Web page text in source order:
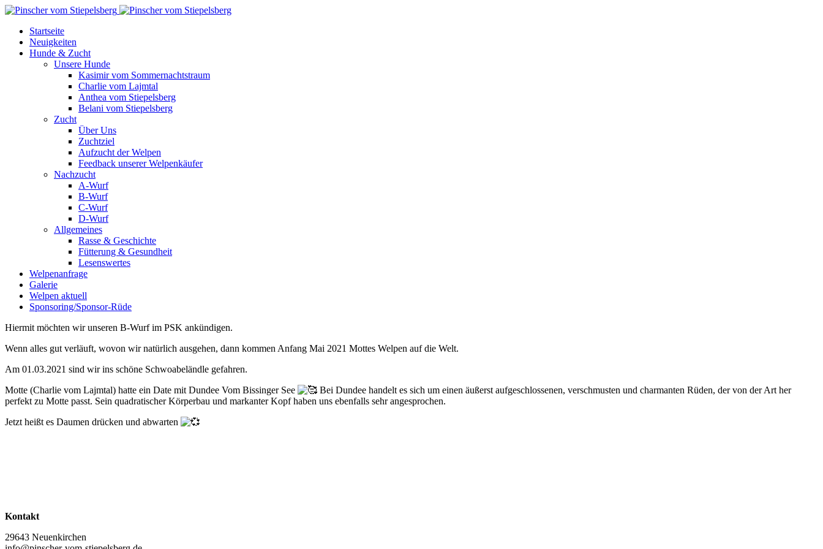
Startseite
Neuigkeiten
Hunde & Zucht
Unsere Hunde
Kasimir vom Sommernachtstraum
Charlie vom Lajmtal
Anthea vom Stiepelsberg
Belani vom Stiepelsberg
Zucht
Über Uns
Zuchtziel
Aufzucht der Welpen
Feedback unserer Welpenkäufer
Nachzucht
A-Wurf
B-Wurf
C-Wurf
D-Wurf
Allgemeines
Rasse & Geschichte
Fütterung & Gesundheit
Lesenswertes
Welpenanfrage
Galerie
Welpen aktuell
Sponsoring/Sponsor-Rüde
Hiermit möchten wir unseren B-Wurf im PSK ankündigen.
Wenn alles gut verläuft, wovon wir natürlich ausgehen, dann kommen Anfang Mai 2021 Mottes Welpen auf die Welt.
Am 01.03.2021 sind wir ins schöne Schwoabeländle gefahren.
Motte (Charlie vom Lajmtal) hatte ein Date mit Dundee Vom Bissinger See
Bei Dundee handelt es sich um einen äußerst aufgeschlossenen, verschmusten und charmanten Rüden, der von der Art her
perfekt zu Motte passt. Sein quadratischer Körperbau und markanter Kopf haben uns ebenfalls sehr angesprochen.
Jetzt heißt es Daumen drücken und abwarten
Kontakt
29643 Neuenkirchen